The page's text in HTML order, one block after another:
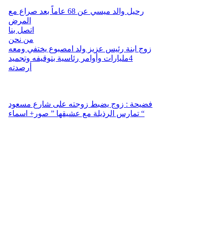
رحيل والد ميسي عن 68 عاماً بعد صراع مع
المرض
اتصل بنا
من نحن
زوج ابنة رئيس عزيز ولد امصبوع يختفي ومعه
4مليارات وأوامر رئاسية بتوقيفه وتجميد
أرصدته
فضيحة : زوج يضبط زوجته على شارع مسعود
تمارس الرذيلة مع عشيقها ” صور+ اسماء “